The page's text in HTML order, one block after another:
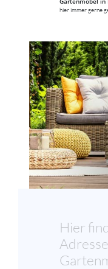
hier immer gerne
Hier